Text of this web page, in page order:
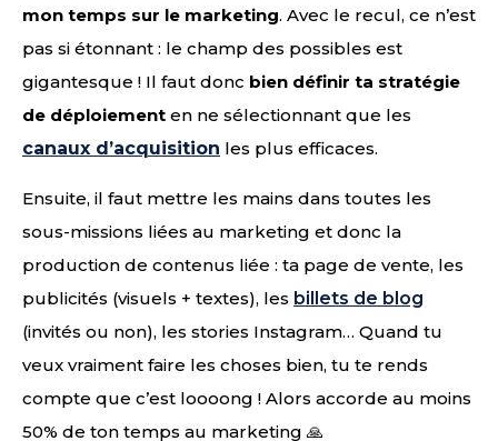
mon temps sur le marketing. Avec le recul, ce n’est
pas si étonnant : le champ des possibles est
gigantesque ! Il faut donc bien définir ta stratégie
de déploiement en ne sélectionnant que les
canaux d’acquisition les plus efficaces.
Ensuite, il faut mettre les mains dans toutes les
sous-missions liées au marketing et donc la
production de contenus liée : ta page de vente, les
publicités (visuels + textes), les billets de blog
(invités ou non), les stories Instagram… Quand tu
veux vraiment faire les choses bien, tu te rends
compte que c’est loooong ! Alors accorde au moins
50% de ton temps au marketing 🙏